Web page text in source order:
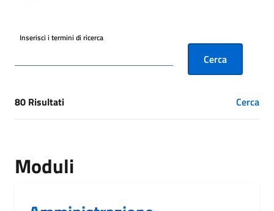
Inserisci i termini di ricerca
Cerca
[results] Risultati
80 Risultati Cerca
Moduli